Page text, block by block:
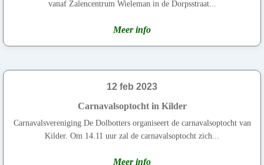
vanaf Zalencentrum Wieleman in de Dorpsstraat...
Meer info
12 feb 2023
Carnavalsoptocht in Kilder
Carnavalsvereniging De Dolbotters organiseert de carnavalsoptocht van
Kilder. Om 14.11 uur zal de carnavalsoptocht zich...
Meer info